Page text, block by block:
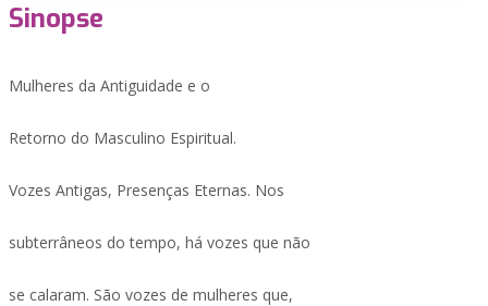
Sinopse
Mulheres da Antiguidade e o
Retorno do Masculino Espiritual.
Vozes Antigas, Presenças Eternas. Nos
subterrâneos do tempo, há vozes que não
se calaram. São vozes de mulheres que,